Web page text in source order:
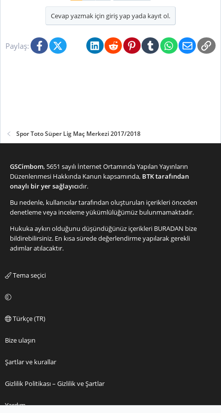
Cevap yazmak için giriş yap yada kayıt ol.
Paylaş: FacebookX (Twitter)BlueskyLinkedInRedditPinterestTumblrWhatsApp
E-posta
Spor Toto Süper Lig Maç Merkezi 2017/2018
GSCimbom, 5651 sayılı İnternet Ortamında Yapılan Yayınların
Düzenlenmesi Hakkında Kanun kapsamında, BTK tarafından
onaylı bir yer sağlayıcıdır.
Bu nedenle, kullanıcılar tarafından oluşturulan içerikleri önceden
denetleme veya inceleme yükümlülüğümüz bulunmamaktadır.
Hukuka aykırı olduğunu düşündüğünüz içerikleri BURADAN bize
bildirebilirsiniz. En kısa sürede değerlendirme yapılarak gerekli
adımlar atılacaktır.
Tema seçici
Türkçe (TR)
Bize ulaşın
Şartlar ve kurallar
Gizlilik Politikası – Gizlilik ve Şartlar
Yardım